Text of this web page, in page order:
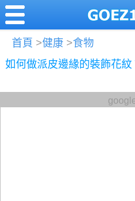
首頁 >健康 >食物
如何做派皮邊緣的裝飾花紋